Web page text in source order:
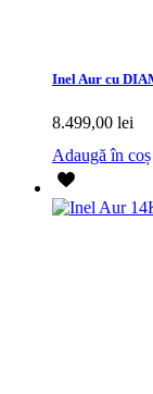
Inel Aur cu
8.499,00 lei
Adaugă în coș